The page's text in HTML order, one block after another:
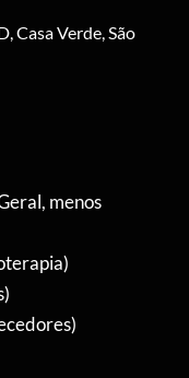
Casa Verde, São
menos